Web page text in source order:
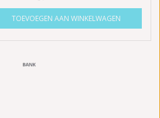
TOEVOEGEN AAN WINKELWAGEN